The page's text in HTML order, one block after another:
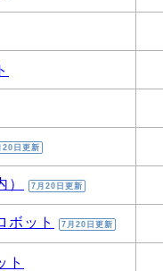
20日更新
7月20日更新
ボット 7月20日更新
ト